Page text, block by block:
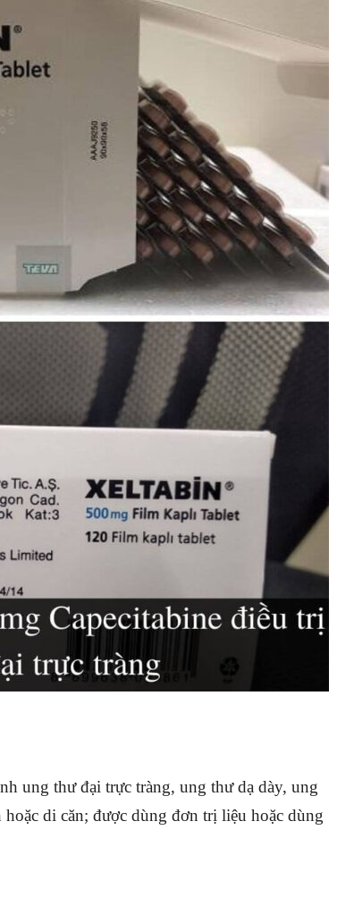
ung thư đại trực tràng, ung thư dạ dày, ung
di căn; được dùng đơn trị liệu hoặc dùng